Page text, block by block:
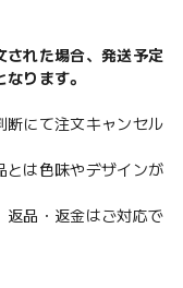
された場合、発送予定
ります。
断にて注文キャンセル
とは色味やデザインが
返品・返金はご対応で